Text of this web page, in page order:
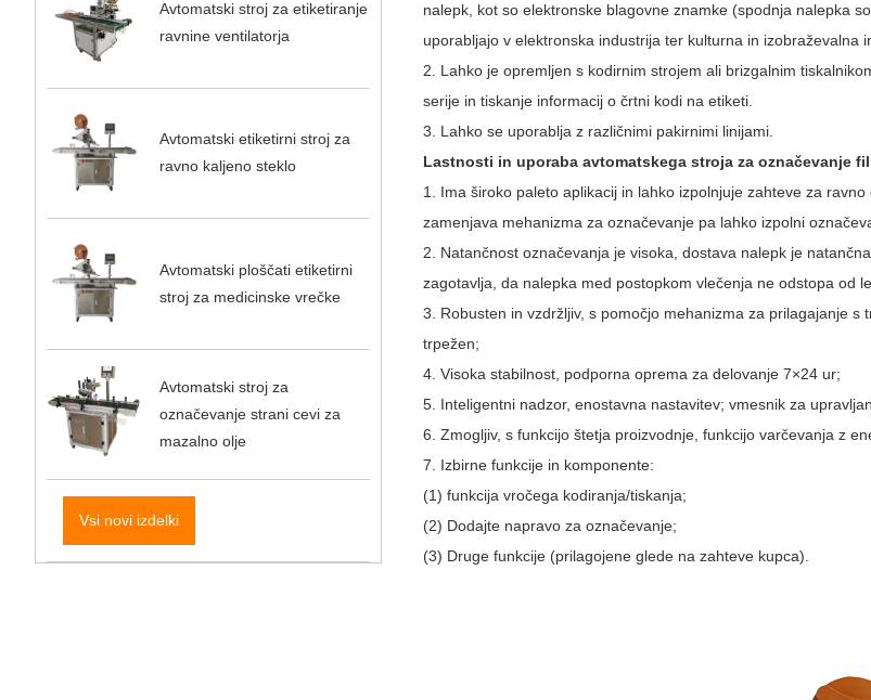
Avtomatski stroj za etiketiranje
ravnine ventilatorja
Avtomatski etiketirni stroj za
ravno kaljeno steklo
Avtomatski ploščati etiketirni
stroj za medicinske vrečke
Avtomatski stroj za
označevanje strani cevi za
mazalno olje
Vsi novi izdelki
nalepk, kot so elektronske blagovne znamke (spodnja nalepka
uporabljajo v elektronska industrija ter kulturna in izobraževalna
2. Lahko je opremljen s kodirnim strojem ali brizgalnim
serije in tiskanje informacij o črtni kodi na etiketi.
3. Lahko se uporablja z različnimi pakirnimi linijami.
Lastnosti in uporaba avtomatskega stroja za označevanje
1. Ima široko paleto aplikacij in lahko izpolnjuje zahteve za
zamenjava mehanizma za označevanje pa lahko izpolni
2. Natančnost označevanja je visoka, dostava nalepk je
zagotavlja, da nalepka med postopkom vlečenja ne odstopa od
3. Robusten in vzdržljiv, s pomočjo mehanizma za prilagajanje
trpežen;
4. Visoka stabilnost, podporna oprema za delovanje 7×24 ur;
5. Inteligentni nadzor, enostavna nastavitev; vmesnik za
6. Zmogljiv, s funkcijo štetja proizvodnje, funkcijo varčevanja z
7. Izbirne funkcije in komponente:
(1) funkcija vročega kodiranja/tiskanja;
(2) Dodajte napravo za označevanje;
(3) Druge funkcije (prilagojene glede na zahteve kupca).